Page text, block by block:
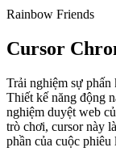
Rainbow Friends
Cursor
Trải nghiệm sự
Thiết kế năng động
nghiệm duyệt web
trò chơi, cursor này
phần của cuộc phiêu